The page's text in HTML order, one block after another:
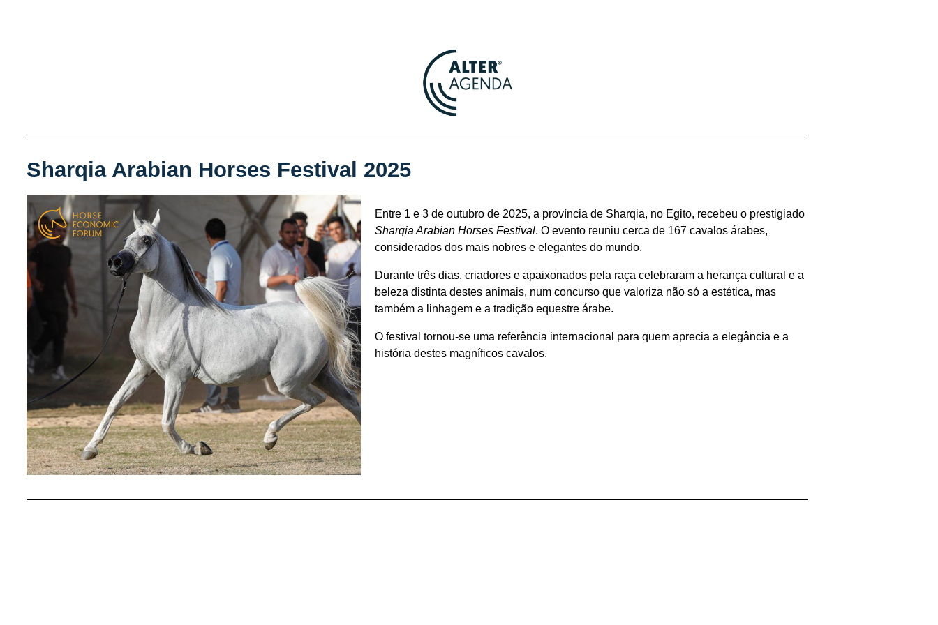
Sharqia Arabian Horses Festival 2025
Entre 1 e 3 de outubro de 2025, a província de Sharqia, no Egito, recebeu o prestigiado
Sharqia Arabian Horses Festival. O evento reuniu cerca de 167 cavalos árabes,
considerados dos mais nobres e elegantes do mundo.
Durante três dias, criadores e apaixonados pela raça celebraram a herança cultural e a
beleza distinta destes animais, num concurso que valoriza não só a estética, mas
também a linhagem e a tradição equestre árabe.
O festival tornou-se uma referência internacional para quem aprecia a elegância e a
história destes magníficos cavalos.